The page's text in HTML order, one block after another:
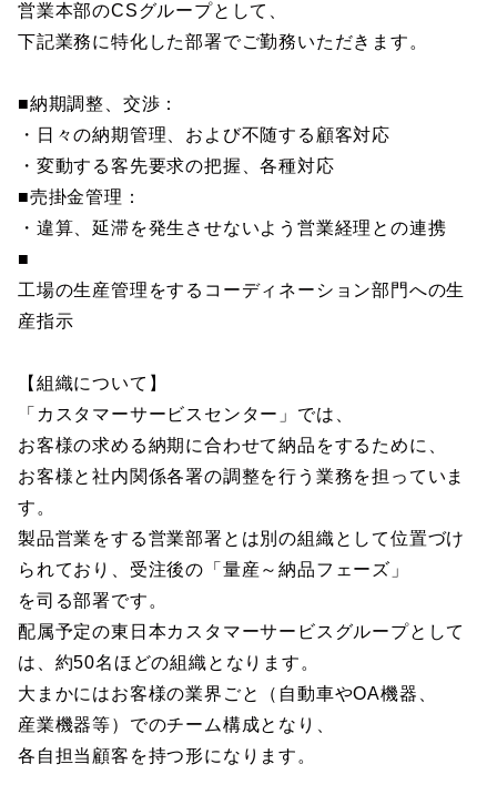
営業本部のCSグループとして、
下記業務に特化した部署でご勤務いただきます。
■納期調整、交渉：
・日々の納期管理、および不随する顧客対応
・変動する客先要求の把握、各種対応
■売掛金管理：
・違算、延滞を発生させないよう営業経理との連携
■
工場の生産管理をするコーディネーション部門への生
産指示
【組織について】
「カスタマーサービスセンター」では、
お客様の求める納期に合わせて納品をするために、
お客様と社内関係各署の調整を行う業務を担っていま
す。
製品営業をする営業部署とは別の組織として位置づけ
られており、受注後の「量産～納品フェーズ」
を司る部署です。
配属予定の東日本カスタマーサービスグループとして
は、約50名ほどの組織となります。
大まかにはお客様の業界ごと（自動車やOA機器、
産業機器等）でのチーム構成となり、
各自担当顧客を持つ形になります。